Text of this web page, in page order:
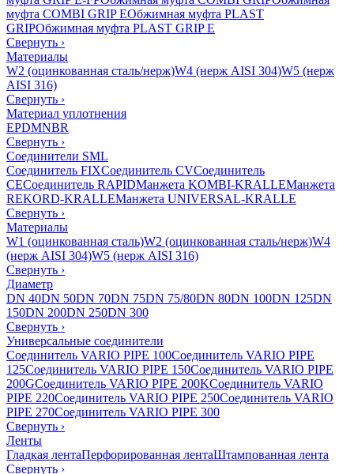
муфта COMBI GRIP EОбжимная муфта PLAST
GRIPОбжимная муфта PLAST GRIP E
Свернуть ›
Материалы
W2 (оцинкованная сталь/нерж)W4 (нерж AISI 304)W5 (нерж
AISI 316)
Свернуть ›
Материал уплотнения
EPDMNBR
Свернуть ›
Соединители SML
Соединитель FIXСоединитель CVСоединитель
CEСоединитель RAPIDМанжета KOMBI-KRALLEМанжета
REKORD-KRALLEМанжета UNIVERSAL-KRALLE
Свернуть ›
Материалы
W1 (оцинкованная сталь)W2 (оцинкованная сталь/нерж)W4
(нерж AISI 304)W5 (нерж AISI 316)
Свернуть ›
Диаметр
DN 40DN 50DN 70DN 75DN 75/80DN 80DN 100DN 125DN
150DN 200DN 250DN 300
Свернуть ›
Универсальные соединители
Соединитель VARIO PIPE 100Соединитель VARIO PIPE
125Соединитель VARIO PIPE 150Соединитель VARIO PIPE
200GСоединитель VARIO PIPE 200KСоединитель VARIO
PIPE 220Соединитель VARIO PIPE 250Соединитель VARIO
PIPE 270Соединитель VARIO PIPE 300
Свернуть ›
Ленты
Гладкая лентаПерфорированная лентаШтампованная лента
Свернуть ›